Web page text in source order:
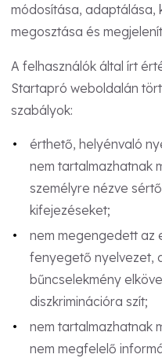
módosítása, adaptálása,
megosztása és
A felhasználók által írt
Startapró weboldalán
szabályok:
érthető, helyénvaló
nem tartalmazhatnak
személyre nézve
kifejezéseket;
nem megengedett az
fenyegető nyelvezet,
bűncselekmény
diszkriminációra szít;
nem tartalmazhatnak
nem megfelelő